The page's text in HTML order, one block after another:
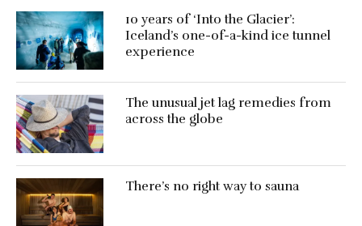
10 years of ‘Into the Glacier’:
Iceland’s one-of-a-kind ice tunnel
experience
The unusual jet lag remedies from
across the globe
There’s no right way to sauna